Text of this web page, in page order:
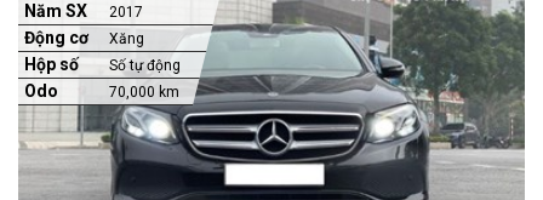
Năm SX 2017
Động cơ Xăng
Hộp số Số tự động
Odo 70,000 km